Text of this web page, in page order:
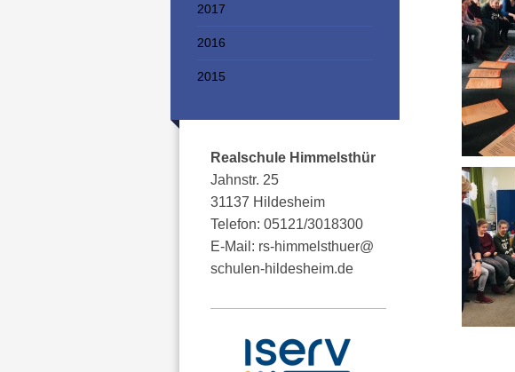
2017
2016
2015
Realschule Himmelsthür
Jahnstr. 25
31137 Hildesheim
Telefon: 05121/3018300
E-Mail: rs-himmelsthuer@
schulen-hildesheim.de